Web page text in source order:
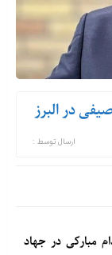
ارسال توسط :
مبارکی در جهاد